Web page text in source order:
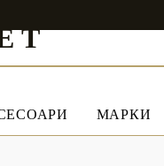
МАРКИ